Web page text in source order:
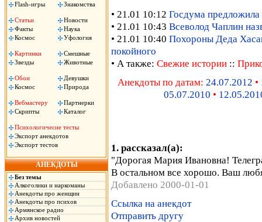
Flash-игры
Знакомства
Статьи
Новости
Факты
Наука
Космос
Уфология
Картинки
Смешные
Звезды
Животные
Обои
Девушки
Космос
Природа
Вебмастеру
Партнерки
Скрипты
Каталог
Психологичесие тесты
Экспорт анекдотов
Экспорт тестов
АНЕКДОТЫ
Без темы
Алкоголики и наркоманы
Анекдоты про женщин
Анекдоты про психов
Армянское радио
Архив новостей
• 21.01 10:12 Госдума предложила
• 21.01 10:43 Всеволод Чаплин
• 21.01 10:40 Похороны Деда
покойного
• А также: Свежие истории ::
Анекдоты по датам: 24.07.2012 •
05.07.2010 •
1. рассказал(а):
"Дорогая Мария Ивановна!
В остальном все хорошо. Ваш
Добавлено 2000-01-01
Ссылка на анекдот
Отправить другу